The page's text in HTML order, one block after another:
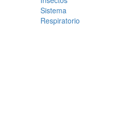
Sistema
Respiratorio